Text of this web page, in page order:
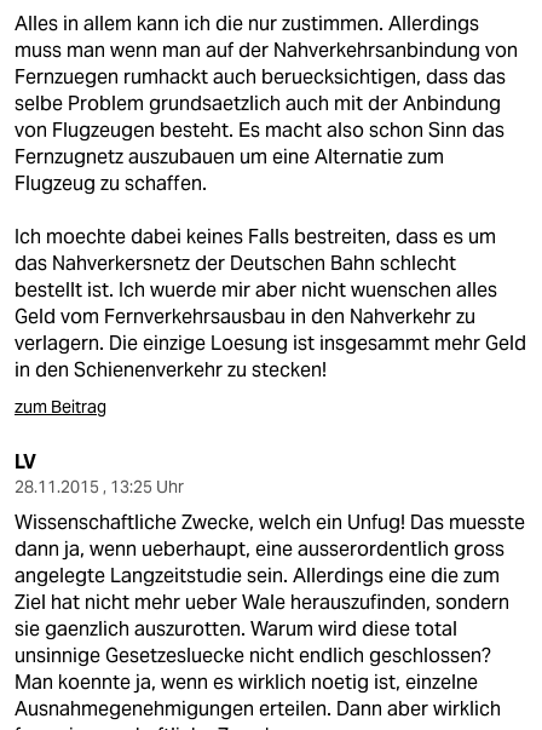
Alles in allem kann ich die nur zustimmen. Allerdings
muss man wenn man auf der Nahverkehrsanbindung von
Fernzuegen rumhackt auch beruecksichtigen, dass das
selbe Problem grundsaetzlich auch mit der Anbindung
von Flugzeugen besteht. Es macht also schon Sinn das
Fernzugnetz auszubauen um eine Alternatie zum
Flugzeug zu schaffen.
Ich moechte dabei keines Falls bestreiten, dass es um
das Nahverkersnetz der Deutschen Bahn schlecht
bestellt ist. Ich wuerde mir aber nicht wuenschen alles
Geld vom Fernverkehrsausbau in den Nahverkehr zu
verlagern. Die einzige Loesung ist insgesammt mehr Geld
in den Schienenverkehr zu stecken!
zum Beitrag
LV
28.11.2015 , 13:25 Uhr
Wissenschaftliche Zwecke, welch ein Unfug! Das muesste
dann ja, wenn ueberhaupt, eine ausserordentlich gross
angelegte Langzeitstudie sein. Allerdings eine die zum
Ziel hat nicht mehr ueber Wale herauszufinden, sondern
sie gaenzlich auszurotten. Warum wird diese total
unsinnige Gesetzesluecke nicht endlich geschlossen?
Man koennte ja, wenn es wirklich noetig ist, einzelne
Ausnahmegenehmigungen erteilen. Dann aber wirklich